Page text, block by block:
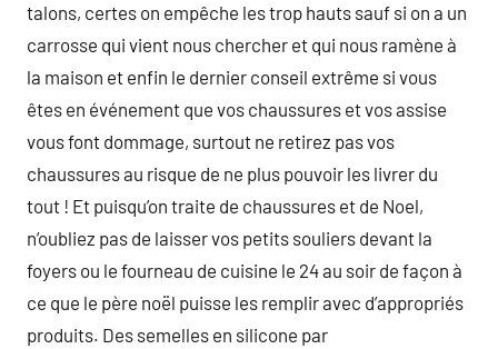
talons, certes on empêche les trop hauts sauf si on a un
carrosse qui vient nous chercher et qui nous ramène à
la maison et enfin le dernier conseil extrême si vous
êtes en événement que vos chaussures et vos assise
vous font dommage, surtout ne retirez pas vos
chaussures au risque de ne plus pouvoir les livrer du
tout ! Et puisqu’on traite de chaussures et de Noel,
n’oubliez pas de laisser vos petits souliers devant la
foyers ou le fourneau de cuisine le 24 au soir de façon à
ce que le père noël puisse les remplir avec d’appropriés
produits. Des semelles en silicone par